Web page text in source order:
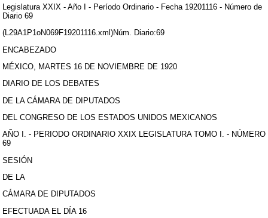
Legislatura XXIX - Año I - Período Ordinario - Fecha 19201116 - Número de
Diario 69
(L29A1P1oN069F19201116.xml)Núm. Diario:69
ENCABEZADO
MÉXICO, MARTES 16 DE NOVIEMBRE DE 1920
DIARIO DE LOS DEBATES
DE LA CÁMARA DE DIPUTADOS
DEL CONGRESO DE LOS ESTADOS UNIDOS MEXICANOS
AÑO I. - PERIODO ORDINARIO XXIX LEGISLATURA TOMO I. - NÚMERO
69
SESIÓN
DE LA
CÁMARA DE DIPUTADOS
EFECTUADA EL DÍA 16